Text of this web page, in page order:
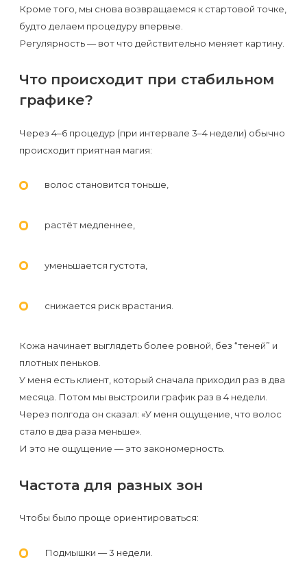
Кроме того, мы снова возвращаемся к стартовой точке,
будто делаем процедуру впервые.
Регулярность — вот что действительно меняет картину.
Что происходит при стабильном
графике?
Через 4–6 процедур (при интервале 3–4 недели) обычно
происходит приятная магия:
волос становится тоньше,
растёт медленнее,
уменьшается густота,
снижается риск врастания.
Кожа начинает выглядеть более ровной, без “теней” и
плотных пеньков.
У меня есть клиент, который сначала приходил раз в два
месяца. Потом мы выстроили график раз в 4 недели.
Через полгода он сказал: «У меня ощущение, что волос
стало в два раза меньше».
И это не ощущение — это закономерность.
Частота для разных зон
Чтобы было проще ориентироваться:
Подмышки — 3 недели.